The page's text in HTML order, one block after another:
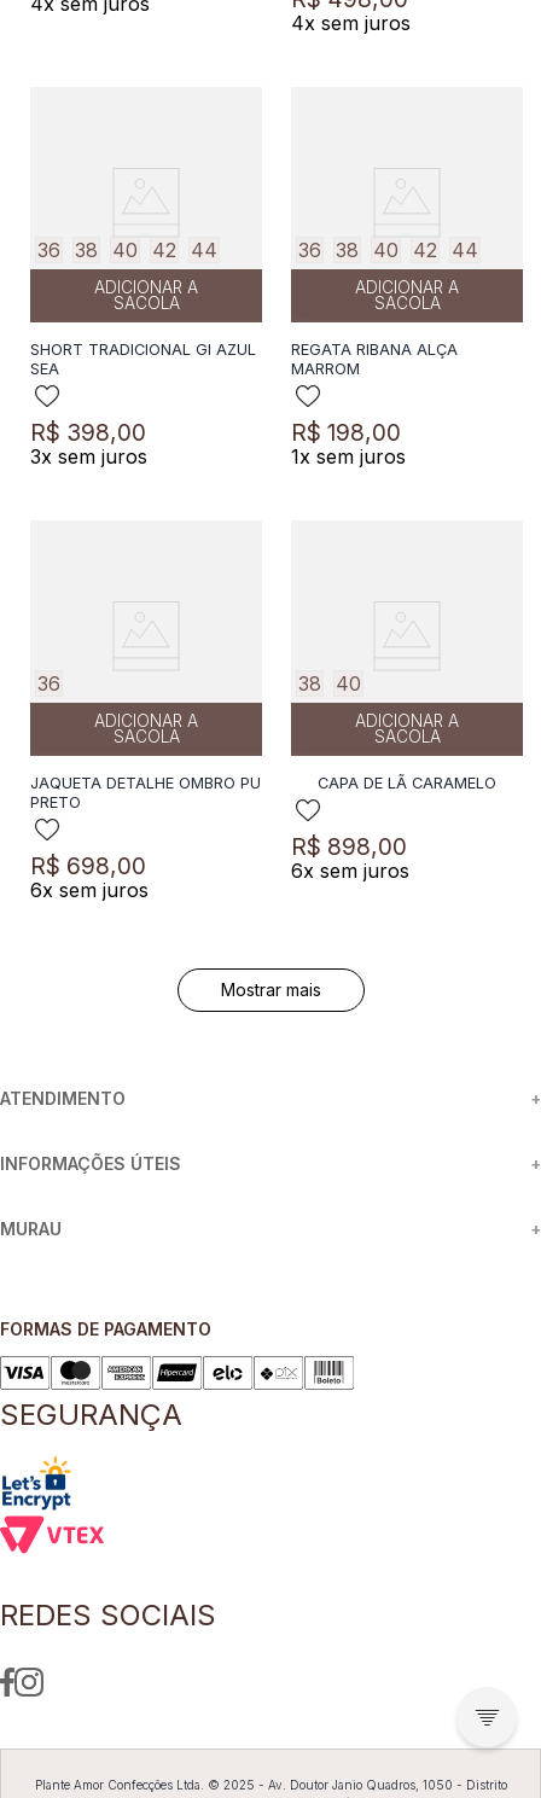
4x sem juros
36 38 40 42 44
ADICIONAR A
SACOLA
SHORT TRADICIONAL GI AZUL
SEA
R$ 398,00
3x sem juros
36 38 40 42 44
ADICIONAR A
SACOLA
REGATA RIBANA ALÇA
MARROM
R$ 198,00
1x sem juros
36
ADICIONAR A
SACOLA
JAQUETA DETALHE OMBRO PU
PRETO
R$ 698,00
6x sem juros
38 40
ADICIONAR A
SACOLA
CAPA DE LÃ CARAMELO
R$ 898,00
6x sem juros
Mostrar mais
ATENDIMENTO +
INFORMAÇÕES ÚTEIS +
MURAU +
FORMAS DE PAGAMENTO
SEGURANÇA
REDES SOCIAIS
Plante Amor Confecções Ltda. © 2025 - Av. Doutor Janio Quadros, 1050 - Distrito